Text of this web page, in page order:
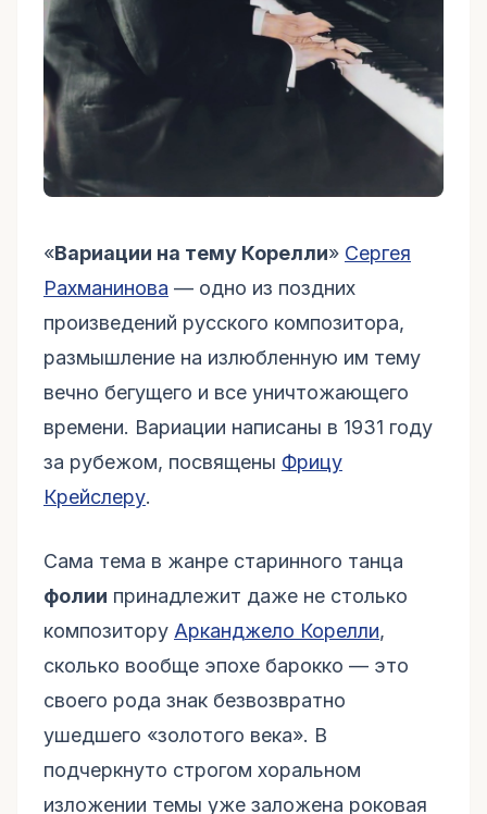
«Вариации на тему Корелли» Сергея
Рахманинова — одно из поздних
произведений русского композитора,
размышление на излюбленную им тему
вечно бегущего и все уничтожающего
времени. Вариации написаны в 1931 году
за рубежом, посвящены Фрицу
Крейслеру.
Сама тема в жанре старинного танца
фолии принадлежит даже не столько
композитору Арканджело Корелли,
сколько вообще эпохе барокко — это
своего рода знак безвозвратно
ушедшего «золотого века». В
подчеркнуто строгом хоральном
изложении темы уже заложена роковая